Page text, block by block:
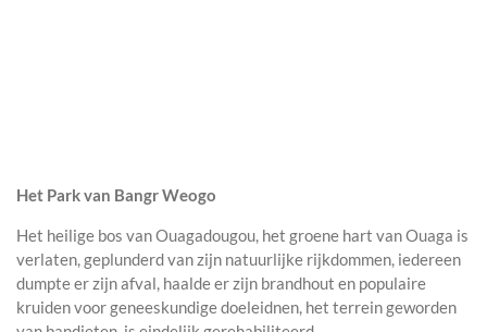
Het Park van Bangr Weogo
Het heilige bos van Ouagadougou, het groene hart van Ouaga is
verlaten, geplunderd van zijn natuurlijke rijkdommen, iedereen
dumpte er zijn afval, haalde er zijn brandhout en populaire
kruiden voor geneeskundige doeleidnen, het terrein geworden